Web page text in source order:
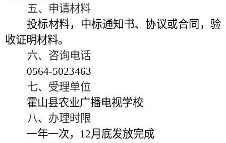
五、申请材料
投标材料，中标通知书、协议或合同，验
收证明材料。
六、咨询电话
0564-5023463
七、受理单位
霍山县农业广播电视学校
八、办理时限
一年一次， 12月底发放完成